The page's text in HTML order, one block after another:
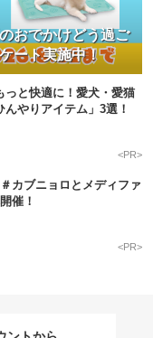
おでかけどう過ご
ート実施中！
っと快適に！愛犬・愛猫
やりアイテム」3選！
<PR>
カブニョロとメディファ
催！
<PR>